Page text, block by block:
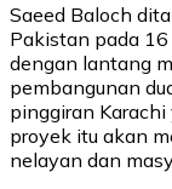
Saeed Baloch
Pakistan pada
dengan lantang
pembangunan
pinggiran Karachi
proyek itu akan
nelayan dan